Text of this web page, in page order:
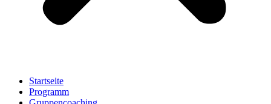
Startseite
Programm